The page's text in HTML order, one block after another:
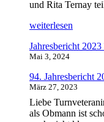
und Rita Ternay
„Jahresbericht
Turnveteranen“
weiterlesen
Jahresbericht
Mai 3, 2024
94. Jahresbericht
März 27, 2023
Liebe
als Obmann ist